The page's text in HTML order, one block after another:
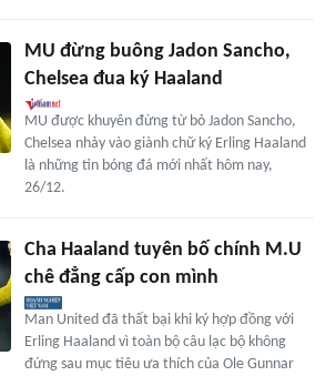
MU đừng buông Jadon Sancho,
Chelsea đua ký Haaland
MU được khuyên đừng từ bỏ Jadon Sancho,
Chelsea nhảy vào giành chữ ký Erling Haaland
là những tin bóng đá mới nhất hôm nay,
26/12.
Cha Haaland tuyên bố chính M.U
chê đẳng cấp con mình
Man United đã thất bại khi ký hợp đồng với
Erling Haaland vì toàn bộ câu lạc bộ không
đứng sau mục tiêu ưa thích của Ole Gunnar